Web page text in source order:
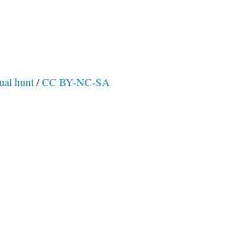
hunt/CC BY-NC-SA